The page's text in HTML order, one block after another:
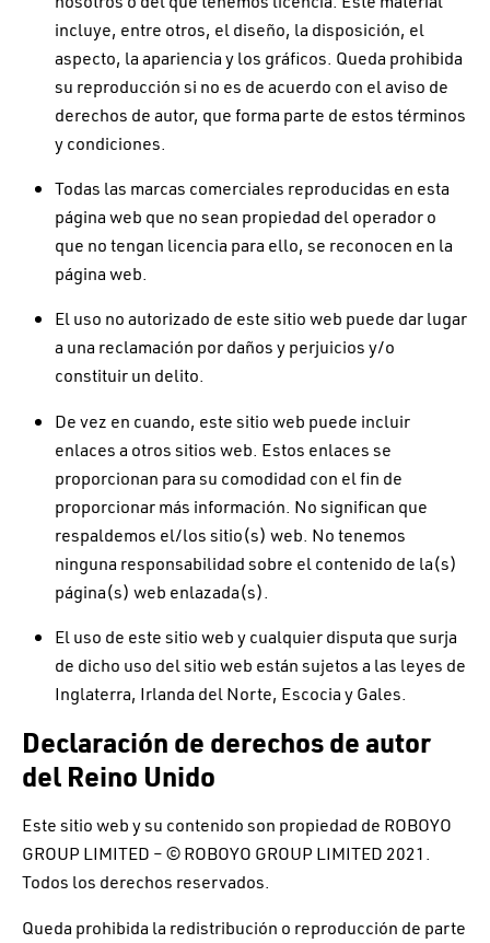
incluye, entre otros, el diseño, la disposición, el
aspecto, la apariencia y los gráficos. Queda prohibida
su reproducción si no es de acuerdo con el aviso de
derechos de autor, que forma parte de estos términos
y condiciones.
Todas las marcas comerciales reproducidas en esta
página web que no sean propiedad del operador o
que no tengan licencia para ello, se reconocen en la
página web.
El uso no autorizado de este sitio web puede dar lugar
a una reclamación por daños y perjuicios y/o
constituir un delito.
De vez en cuando, este sitio web puede incluir
enlaces a otros sitios web. Estos enlaces se
proporcionan para su comodidad con el fin de
proporcionar más información. No significan que
respaldemos el/los sitio(s) web. No tenemos
ninguna responsabilidad sobre el contenido de la(s)
página(s) web enlazada(s).
El uso de este sitio web y cualquier disputa que surja
de dicho uso del sitio web están sujetos a las leyes de
Inglaterra, Irlanda del Norte, Escocia y Gales.
Declaración de derechos de autor
del Reino Unido
Este sitio web y su contenido son propiedad de ROBOYO
GROUP LIMITED – © ROBOYO GROUP LIMITED 2021.
Todos los derechos reservados.
Queda prohibida la redistribución o reproducción de parte